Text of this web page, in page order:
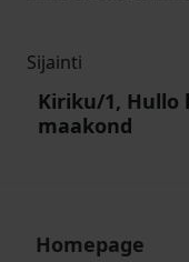
Sijainti
Kiriku/1, Hullo
maakond
Homepage